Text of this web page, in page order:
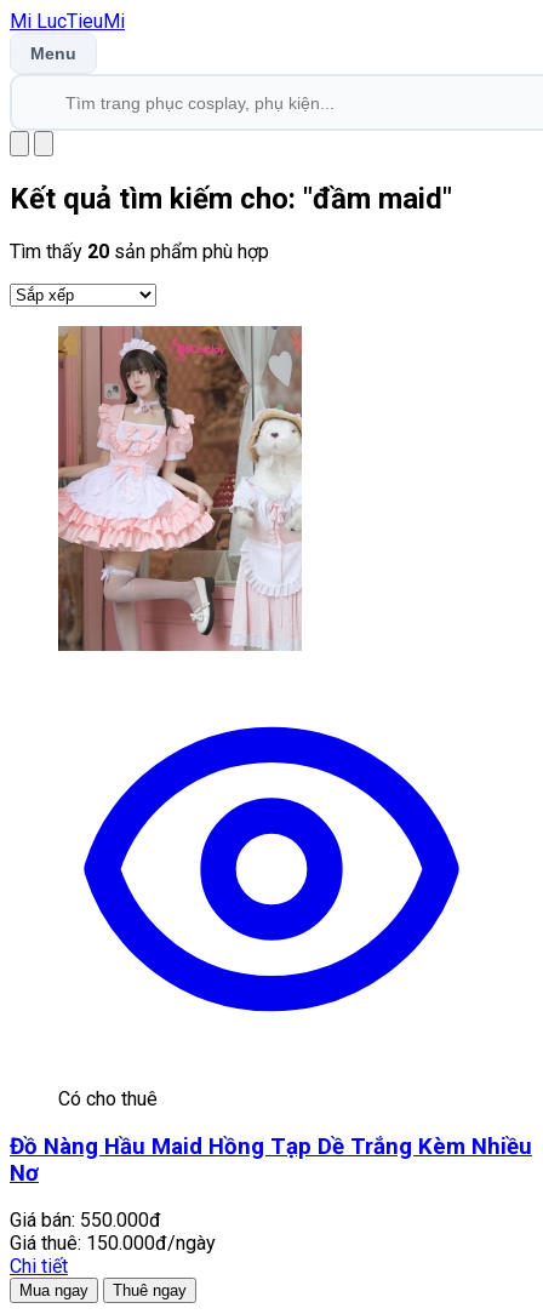
Mi LucTieuMi
Menu
Kết quả tìm kiếm cho: "đầm maid"
Tìm thấy 20 sản phẩm phù hợp
Có cho thuê
Đồ Nàng Hầu Maid Hồng Tạp Dề Trắng Kèm Nhiều
Nơ
Giá bán: 550.000đ
Giá thuê: 150.000đ/ngày
Chi tiết
Mua ngay Thuê ngay